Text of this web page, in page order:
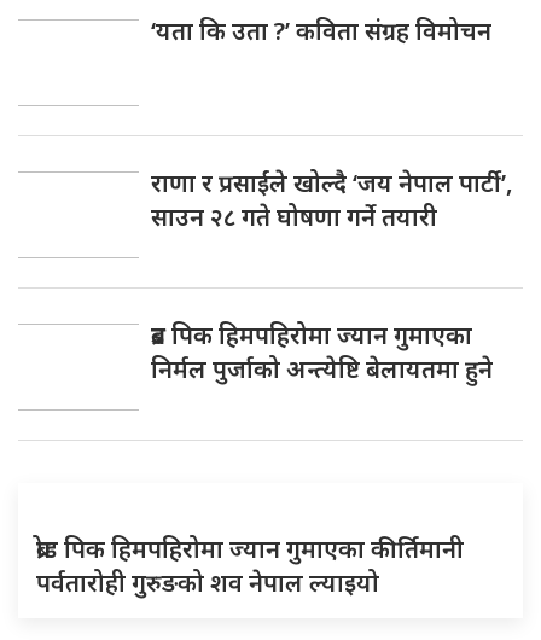
‘यता कि उता ?’ कविता संग्रह विमोचन
राणा र प्रसाईंले खोल्दै ‘जय नेपाल पार्टी’,
साउन २८ गते घोषणा गर्ने तयारी
ब्रड पिक हिमपहिरोमा ज्यान गुमाएका
निर्मल पुर्जाको अन्त्येष्टि बेलायतमा हुने
ब्रोड पिक हिमपहिरोमा ज्यान गुमाएका कीर्तिमानी
पर्वतारोही गुरुङको शव नेपाल ल्याइयो